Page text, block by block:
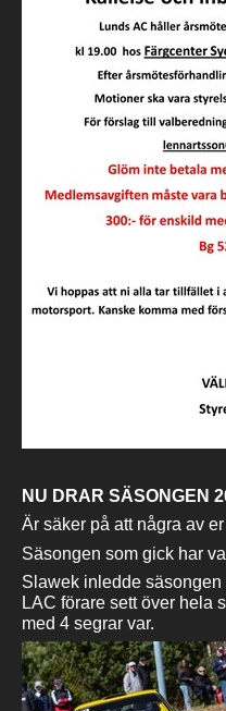
NU DRAR SÄSONGEN
Är säker på att några av
Säsongen som gick har
Slawek inledde säsongen
LAC förare sett över hela
med 4 segrar var.